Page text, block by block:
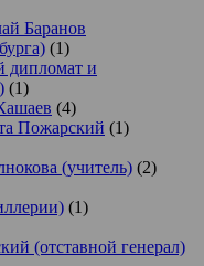
Баранов
(1)
дипломат и
(1)
(4)
Пожарский (1)
(учитель) (2)
(1)
(отставной генерал)